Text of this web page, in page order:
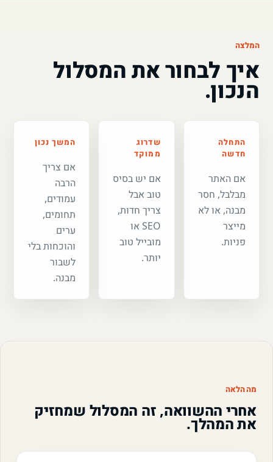
המלצה
איך לבחור את המסלול
הנכון.
התחלה
חדשה
אם האתר
מבלבל, חסר
מבנה, או לא
מייצר
פניות.
שדרוג
ממוקד
אם יש בסיס
טוב אבל
צריך חדות,
SEO או
מובייל טוב
יותר.
המשך נכון
אם צריך
הרבה
עמודים,
תחומים,
ערים
והוכחות בלי
לשבור
מבנה.
מה הלאה
אחרי ההשוואה, זה המסלול שמחזיק
את המהלך.